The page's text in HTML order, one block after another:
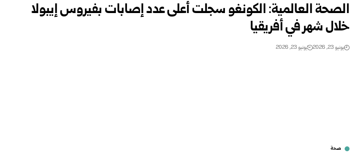
الصحة العالمية: الكونغو سجلت أعلى عدد إصابات بفيروس إيبولا
خلال شهر في أفريقيا
يونيو 23, 2026 يونيو 23, 2026
صحة